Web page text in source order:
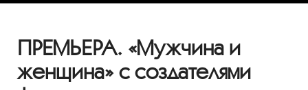
ПРЕМЬЕРА. «Мужчина и
женщина» с создателями